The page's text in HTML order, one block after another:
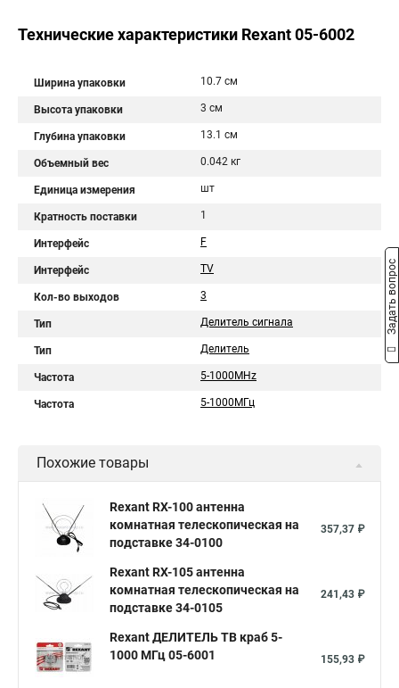
Технические характеристики Rexant 05-6002
Ширина упаковки 10.7 см
Высота упаковки 3 см
Глубина упаковки 13.1 см
Объемный вес 0.042 кг
Единица измерения шт
Кратность поставки 1
Интерфейс F
Интерфейс TV
Кол-во выходов 3
Тип Делитель сигнала
Тип Делитель
Частота 5-1000MHz
Частота 5-1000МГц
Похожие товары
Rexant RX-100 антенна
комнатная телескопическая на
подставке 34-0100
357,37 ₽
Rexant RX-105 антенна
комнатная телескопическая на
подставке 34-0105
241,43 ₽
Rexant ДЕЛИТЕЛЬ ТВ краб 5-
1000 МГц 05-6001
155,93 ₽
Задать вопрос